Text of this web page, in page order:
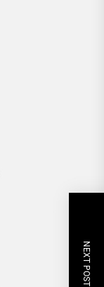
NEXT POST